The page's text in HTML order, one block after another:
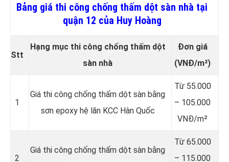
Bảng giá thi công chống thấm dột sàn nhà tại
quận 12 của Huy Hoàng
Stt
Hạng mục thi công chống thấm dột
sàn nhà
Đơn giá
(VNĐ/m²)
1
Giá thi công chống thấm dột sàn bằng
sơn epoxy hệ lăn KCC Hàn Quốc
Từ 55.000
– 105.000
VNĐ/m²
2
Giá thi công chống thấm dột sàn bằng
Từ 65.000
– 115.000